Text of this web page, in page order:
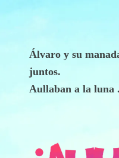
Álvaro y su
juntos.
Aullaban a la luna